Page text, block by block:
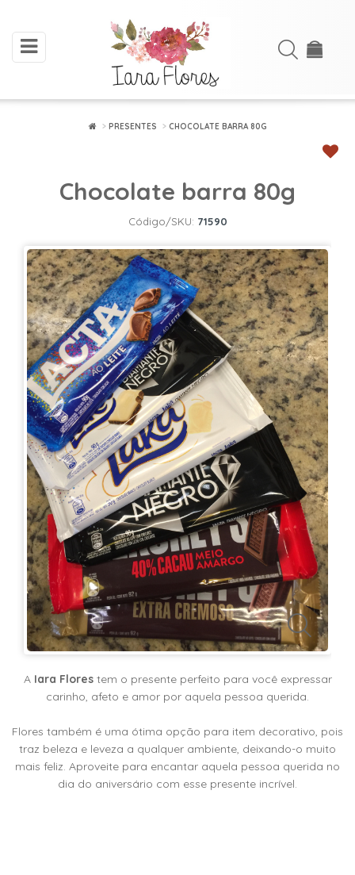
toggle
navigation
Acessar
ARRANJOS
BUQUÊS
FLORES
PLANTADAS
KITS
CESTAS
MIMOS
OCASIÕES
PARA
ELAS
PARA
ELES
DE
FLORES
PRESENTES CHOCOLATE BARRA 80G
Chocolate barra 80g
Código/SKU: 71590
A Iara Florestem o presente perfeito para você expressar
carinho, afeto e amor por aquela pessoa querida.
Flores também é uma ótima opção para item decorativo, pois
traz beleza e leveza a qualquer ambiente, deixando-o muito
mais feliz. Aproveite para encantar aquela pessoa querida no
dia do aniversário com esse presente incrível.